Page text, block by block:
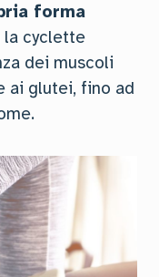
forma
la cyclette
dei muscoli
ai glutei, fino ad